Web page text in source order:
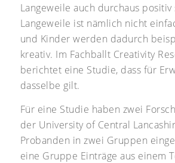
Langeweile auch durchaus positiv
Langeweile ist nämlich nicht
und Kinder werden dadurch
kreativ. Im Fachballt Creativity
berichtet eine Studie, dass für
dasselbe gilt.
Für eine Studie haben zwei
der University of Central
Probanden in zwei Gruppen
eine Gruppe Einträge aus einem